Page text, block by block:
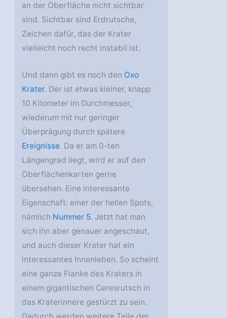
an der Oberfläche nicht sichtbar
sind. Sichtbar sind Erdrutsche,
Zeichen dafür, das der Krater
vielleicht noch recht instabil ist.
Und dann gibt es noch den Oxo
Krater. Der ist etwas kleiner, knapp
10 Kilometer im Durchmesser,
wiederum mit nur geringer
Überprägung durch spätere
Ereignisse. Da er am 0-ten
Längengrad liegt, wird er auf den
Oberflächenkarten gerne
übersehen. Eine interessante
Eigenschaft: einer der hellen Spots,
nämlich Nummer 5. Jetzt hat man
sich ihn aber genauer angeschaut,
und auch dieser Krater hat ein
interessantes Innenleben. So scheint
eine ganze Flanke des Kraters in
einem gigantischen Ceresrutsch in
das Kraterinnere gestürzt zu sein.